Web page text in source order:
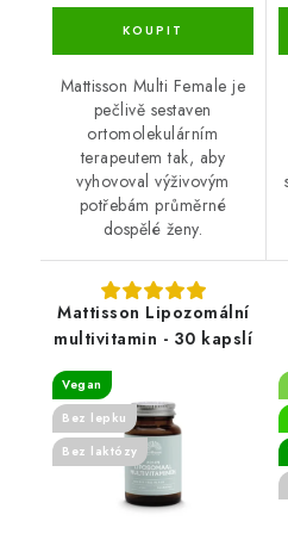
Mattisson Multi Female je
pečlivě sestaven
ortomolekulárním
terapeutem tak, aby
vyhovoval výživovým
potřebám průměrné
dospělé ženy.
Mattisson Lipozomální
multivitamin - 30 kapslí
Vegan
Bez lepku
Bez laktózy